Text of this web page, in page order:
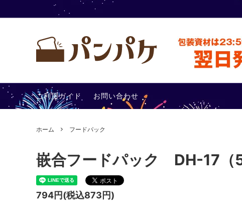
その他 あったかいが
ご利用ガイド お問い合わせ
ホーム フードパック
嵌合フードパック DH-17（
794円(税込873円)